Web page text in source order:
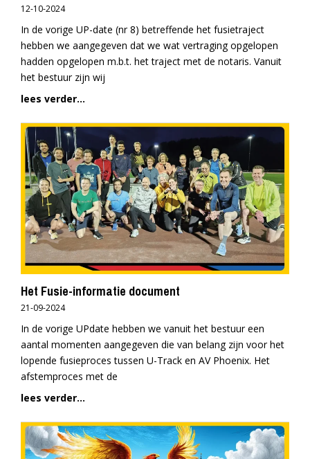
12-10-2024
In de vorige UP-date (nr 8) betreffende het fusietraject
hebben we aangegeven dat we wat vertraging opgelopen
hadden opgelopen m.b.t. het traject met de notaris. Vanuit
het bestuur zijn wij
lees verder...
Het Fusie-informatie document
21-09-2024
In de vorige UPdate hebben we vanuit het bestuur een
aantal momenten aangegeven die van belang zijn voor het
lopende fusieproces tussen U-Track en AV Phoenix. Het
afstemproces met de
lees verder...